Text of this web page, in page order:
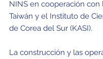
NINS en cooperación con
Taiwán y el Instituto de
de Corea del Sur (KASI).
La construcción y las